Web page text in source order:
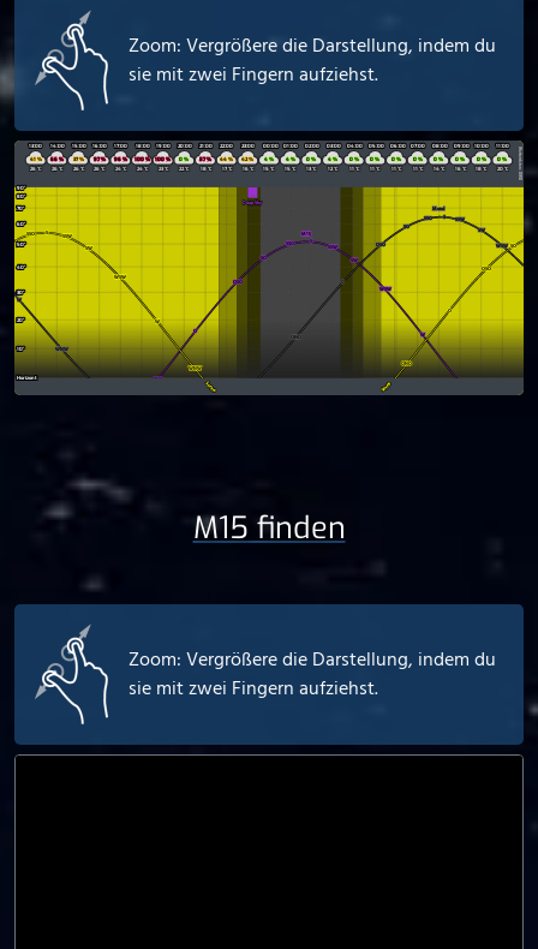
Zoom: Vergrößere die Darstellung, indem du
sie mit zwei Fingern aufziehst.
M15 finden
Zoom: Vergrößere die Darstellung, indem du
sie mit zwei Fingern aufziehst.